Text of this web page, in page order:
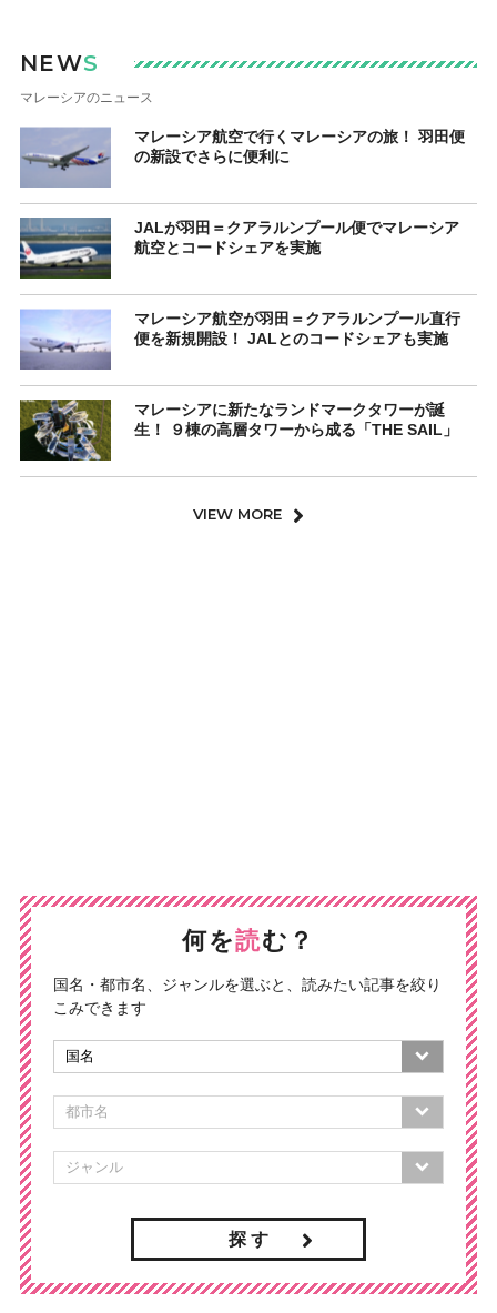
NEWS
マレーシアのニュース
マレーシア航空で行くマレーシアの旅！ 羽田便
の新設でさらに便利に
JALが羽田＝クアラルンプール便でマレーシア
航空とコードシェアを実施
マレーシア航空が羽田＝クアラルンプール直行
便を新規開設！ JALとのコードシェアも実施
マレーシアに新たなランドマークタワーが誕
生！ ９棟の高層タワーから成る「THE SAIL」
VIEW MORE
何を読む？
国名・都市名、ジャンルを選ぶと、読みたい記事を絞り
こみできます
探 す